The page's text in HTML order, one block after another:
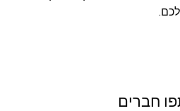
חברים